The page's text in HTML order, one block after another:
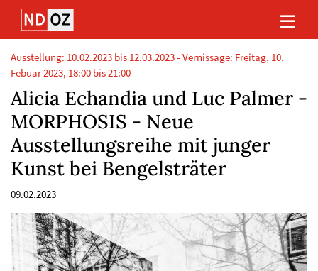
Direkt
Inhalt
(Eingabetaste)
Direkt
Hauptmenu
(Eingabetaste)
Direkt
Suche
(Eingabetaste)
Direkt
Footer
(Eingabetaste)
Ausstellung: 10.02.2023 bis 12.03.2023 - Vernissage: Freitag, 10.
Febuar 2023, 18:00 bis 21:00
Alicia Echandia und Luc Palmer -
MORPHOSIS - Neue
Ausstellungsreihe mit junger
Kunst bei Bengelsträter
09.02.2023